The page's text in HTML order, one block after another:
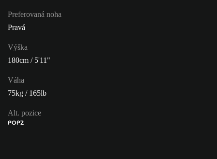
Preferovaná noha
Pravá
Výška
180cm / 5'11"
Váha
75kg / 165lb
Alt. pozice
POPZ